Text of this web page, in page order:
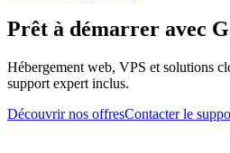
Prêt à démarrer avec
Hébergement web, VPS et solutions
support expert inclus.
Découvrir nos offresContacter le